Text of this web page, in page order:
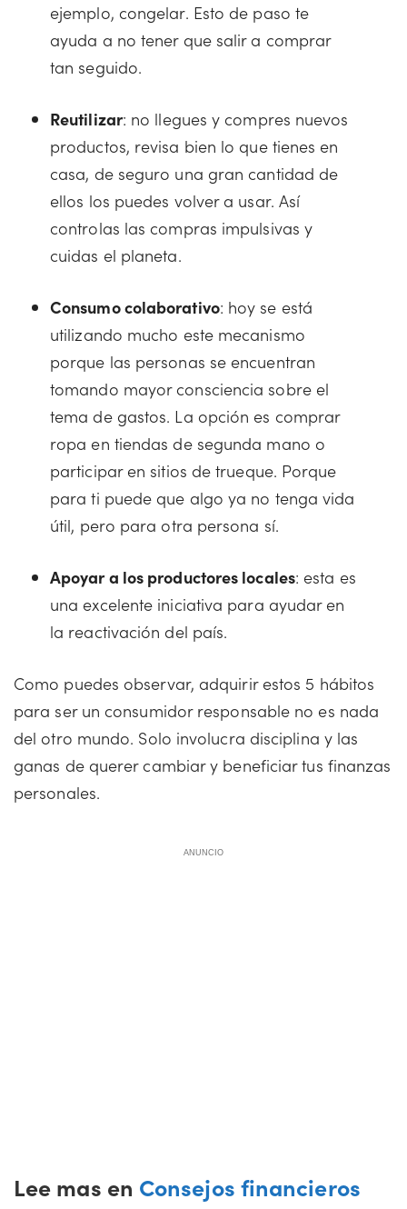
ejemplo, congelar. Esto de paso te
ayuda a no tener que salir a comprar
tan seguido.
Reutilizar: no llegues y compres nuevos
productos, revisa bien lo que tienes en
casa, de seguro una gran cantidad de
ellos los puedes volver a usar. Así
controlas las compras impulsivas y
cuidas el planeta.
Consumo colaborativo: hoy se está
utilizando mucho este mecanismo
porque las personas se encuentran
tomando mayor consciencia sobre el
tema de gastos. La opción es comprar
ropa en tiendas de segunda mano o
participar en sitios de trueque. Porque
para ti puede que algo ya no tenga vida
útil, pero para otra persona sí.
Apoyar a los productores locales: esta es
una excelente iniciativa para ayudar en
la reactivación del país.
Como puedes observar, adquirir estos 5 hábitos
para ser un consumidor responsable no es nada
del otro mundo. Solo involucra disciplina y las
ganas de querer cambiar y beneficiar tus finanzas
personales.
ANUNCIO
Lee mas en Consejos financieros